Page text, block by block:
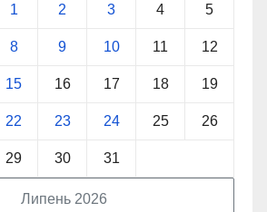
Липень 2026
1 2 3 4 5
8 9 10 11 12
15 16 17 18 19
22 23 24 25 26
29 30 31